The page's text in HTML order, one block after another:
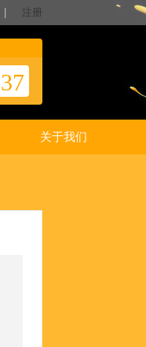
注册
36
关于我们